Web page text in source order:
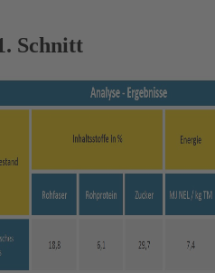
Schnitt